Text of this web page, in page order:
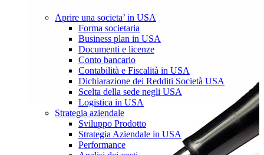
Aprire una societa’ in USA
Forma societaria
Business plan in USA
Documenti e licenze
Conto bancario
Contabilità e Fiscalità in USA
Dichiarazione dei Redditi Società USA
Scelta della sede negli USA
Logistica in USA
Strategia aziendale
Sviluppo Prodotto
Strategia Aziendale in USA
Performance